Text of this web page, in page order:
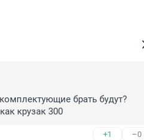
брать будут?
крузак 300
+1 –0